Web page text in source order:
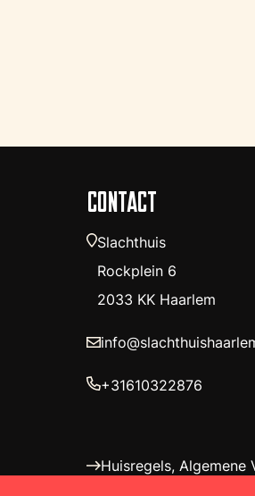
CONTACT
Slachthuis
Rockplein 6
2033 KK Haarlem
+31610322876
Huisregels, Algemene